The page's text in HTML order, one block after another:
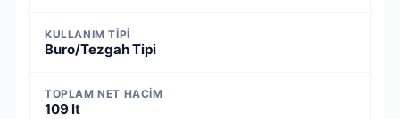
KULLANIM TIPI
Buro/Tezgah Tipi
TOPLAM NET HACIM
109 lt